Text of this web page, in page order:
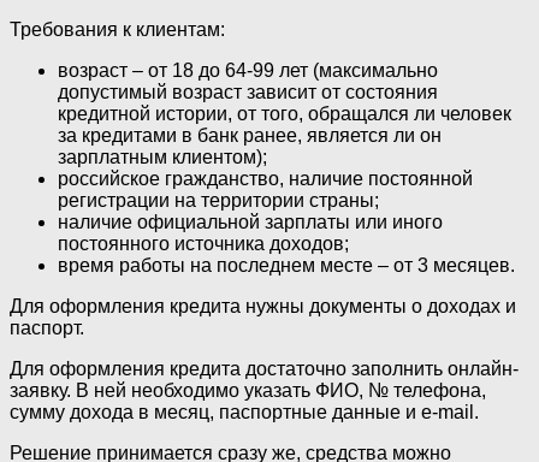
Требования к клиентам:
возраст – от 18 до 64-99 лет (максимально
допустимый возраст зависит от состояния
кредитной истории, от того, обращался ли человек
за кредитами в банк ранее, является ли он
зарплатным клиентом);
российское гражданство, наличие постоянной
регистрации на территории страны;
наличие официальной зарплаты или иного
постоянного источника доходов;
время работы на последнем месте – от 3 месяцев.
Для оформления кредита нужны документы о доходах и
паспорт.
Для оформления кредита достаточно заполнить онлайн-
заявку. В ней необходимо указать ФИО, № телефона,
сумму дохода в месяц, паспортные данные и e-mail.
Решение принимается сразу же, средства можно